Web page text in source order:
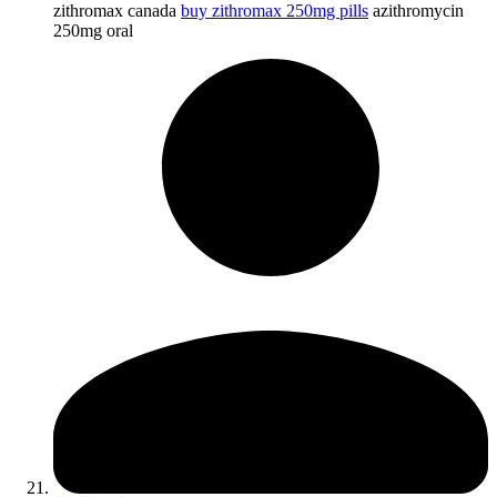
zithromax canada buy zithromax 250mg pills azithromycin
250mg oral